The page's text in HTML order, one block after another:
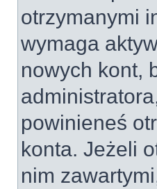
otrzymanymi
wymaga
nowych kont,
powinieneś
konta. Jeżeli
nim